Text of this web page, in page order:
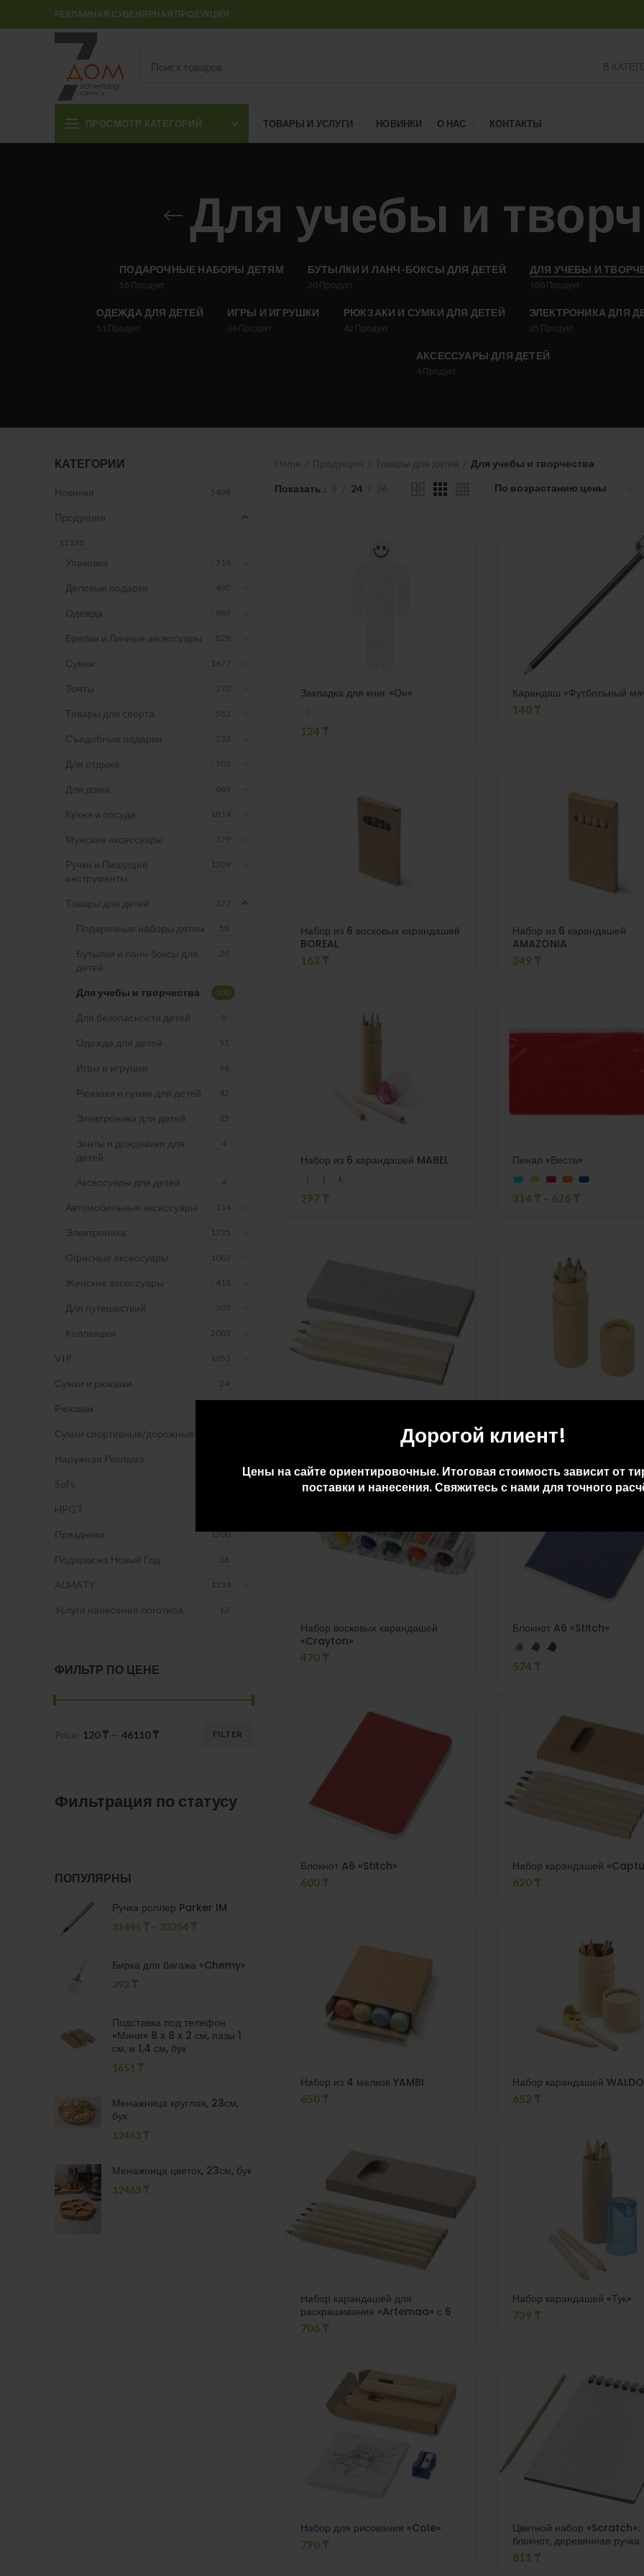
Дорогой клиент!
Цены на сайте ориентировочные. Итоговая стоимость зависит от
поставки и нанесения. Свяжитесь с нами для точного
РЕКЛАМНАЯ СУВЕНИРНАЯ ПРОДУКЦИЯ
В
ПРОСМОТР КАТЕГОРИЙ ТОВАРЫ И УСЛУГИ НОВИНКИ О НАС КОНТАКТЫ
Для учебы и
ПОДАРОЧНЫЕ НАБОРЫ ДЕТЯМ
58 Продукт
БУТЫЛКИ И ЛАНЧ-БОКСЫ ДЛЯ ДЕТЕЙ
20 Продукт
ДЛЯ УЧЕБЫ И
100 Продукт
ОДЕЖДА ДЛЯ ДЕТЕЙ
51 Продукт
ИГРЫ И ИГРУШКИ
66 Продукт
РЮКЗАКИ И СУМКИ ДЛЯ ДЕТЕЙ
42 Продукт
ЭЛЕКТРОНИКА ДЛЯ
35 Продукт
АКСЕССУАРЫ ДЛЯ ДЕТЕЙ
4 Продукт
Для учебы и творчества
Показать 24
Закладка для книг «Он»
124 ₸
Карандаш «Футбольный
140 ₸
Набор из 6 восковых карандашей
BOREAL
163 ₸
Набор из 6 карандашей
AMAZONIA
249 ₸
Набор из 6 карандашей MABEL
297 ₸
Пенал «Веста»
314 ₸ – 626 ₸
Набор восковых карандашей
«Crayton»
470 ₸
Блокнот A6 «Stitch»
574 ₸
Блокнот A6 «Stitch»
600 ₸
Набор карандашей
620 ₸
Набор из 4 мелков YAMBI
650 ₸
Набор карандашей WALDO
652 ₸
Набор карандашей для
раскрашивания «Artemaa» с 6
предметами
706 ₸
Набор карандашей «Тук»
739 ₸
Набор для рисования «Cole»
790 ₸
Цветной набор «Scratch»:
блокнот, деревянная ручка
811 ₸
КАТЕГОРИИ
Новинки 5498
Продукция
11198
Упаковка 216
Деловые подарки 490
Одежда 989
Брелки и Личные аксессуары 828
Сумки 1677
Зонты 270
Товары для спорта 561
Съедобные подарки 233
Для отдыха 702
Для дома 669
Кухня и посуда 1814
Мужские аксессуары 379
Ручки и Пишущие
инструменты
1209
Товары для детей 327
Подарочные наборы детям 58
Бутылки и ланч-боксы для
детей
20
Для учебы и творчества 100
Для безопасности детей 8
Одежда для детей 51
Игры и игрушки 66
Рюкзаки и сумки для детей 42
Электроника для детей 35
Зонты и дождевики для
детей
4
Аксессуары для детей 4
Автомобильные аксессуары 154
Электроника 1735
Офисные аксессуары 1065
Женские аксессуары 413
Для путешествий 307
Коллекции 2005
VIP 1955
Сумки и рюкзаки 24
Рюкзаки
Сумки спортивные/дорожные
Наружная Реклама
Sol's
HPGT
Праздники 1200
Подарки на Новый Год 18
ALMATY 1354
Услуги нанесения логотипа 13
ФИЛЬТР ПО ЦЕНЕ
FILTER
Price: 120 ₸ — 46110 ₸
Фильтрация по статусу
ПОПУЛЯРНЫ
Ручка роллер Parker IM
31495 ₸ – 33254 ₸
Бирка для багажа «Chemy»
393 ₸
Подставка под телефон
«Мини» 8 x 8 x 2 см, пазы 1
см. и 1,4 см, бук
1651 ₸
Менажница круглая, 23см,
бук
12463 ₸
Менажница цветок, 23см, бук
12463 ₸